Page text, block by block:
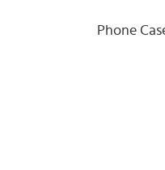
Phone